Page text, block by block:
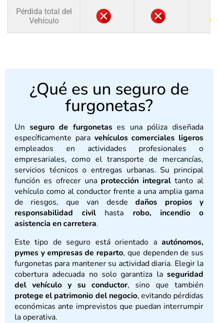
Pérdida total del
Vehículo
¿Qué es un seguro de
furgonetas?
Un seguro de furgonetases una póliza diseñada
específicamente para vehículos comerciales ligeros
empleados en actividades profesionales o
empresariales, como el transporte de mercancías,
servicios técnicos o entregas urbanas. Su principal
función es ofrecer una protección integral tanto al
vehículo como al conductor frente a una amplia gama
de riesgos, que van desdedaños propios y
responsabilidad civil hasta robo, incendio o
asistencia en carretera.
Este tipo de seguro está orientado a autónomos,
pymes y empresas de reparto, que dependen de sus
furgonetas para mantener su actividad diaria. Elegir la
cobertura adecuada no solo garantiza la seguridad
del vehículo y su conductor, sino que también
protege el patrimonio del negocio, evitando pérdidas
económicas ante imprevistos que puedan interrumpir
la operativa.